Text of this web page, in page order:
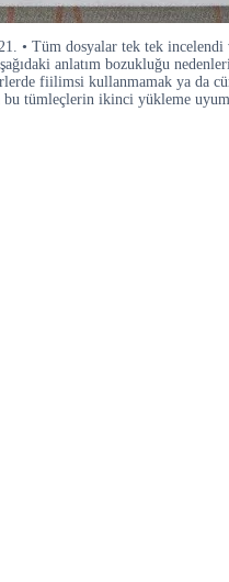
Tüm dosyalar tek tek
anlatım bozukluğu
fiilimsi kullanmamak ya
ikinci yükleme uyum